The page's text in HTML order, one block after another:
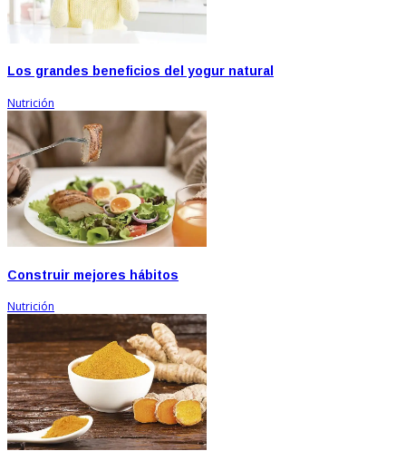
Los grandes beneficios del yogur natural
Nutrición
Construir mejores hábitos
Nutrición